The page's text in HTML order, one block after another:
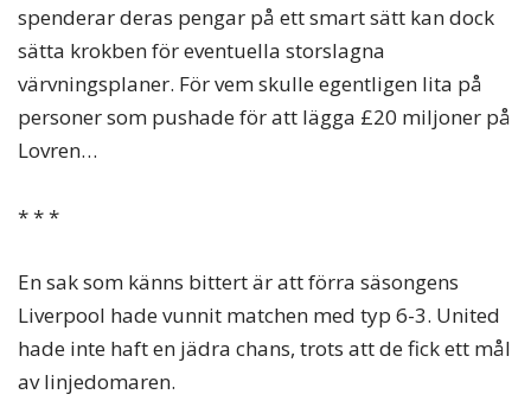
spenderar deras pengar på ett smart sätt kan dock
sätta krokben för eventuella storslagna
värvningsplaner. För vem skulle egentligen lita på
personer som pushade för att lägga £20 miljoner på
Lovren…
* * *
En sak som känns bittert är att förra säsongens
Liverpool hade vunnit matchen med typ 6-3. United
hade inte haft en jädra chans, trots att de fick ett mål
av linjedomaren.